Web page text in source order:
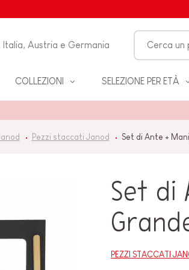
Italia, Austria e Germania
COLLEZIONI SELEZIONE PER ETÀ
Pezzi staccati Janod Set di Ante +
Set di
PEZZI STACCATI